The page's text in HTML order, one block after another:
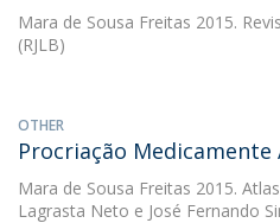
Mara de Sousa Freitas 2015.
(RJLB)
OTHER
Procriação Medicamente
Mara de Sousa Freitas 2015.
Lagrasta Neto e José Fernando